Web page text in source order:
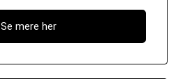
Se mere her